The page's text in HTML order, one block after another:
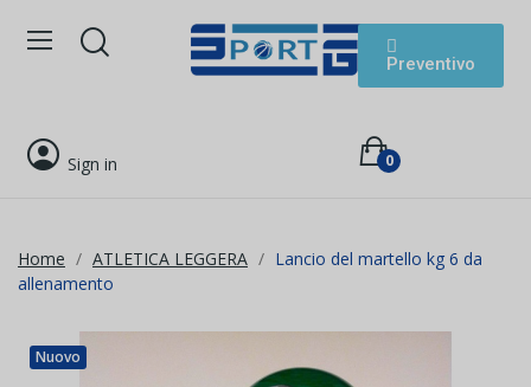
Preventivo
Sign in 0
Home ATLETICA LEGGERA
Lancio del martello kg 6 da
allenamento
Nuovo